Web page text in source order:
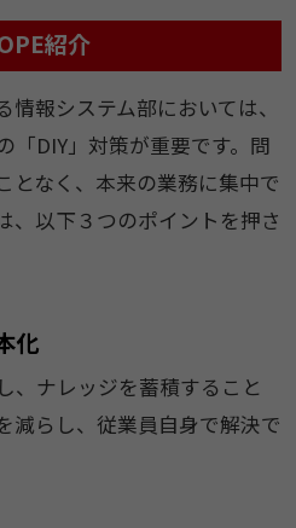
紹介
報システム部においては、
「DIY」対策が重要です。問
となく、本来の業務に集中で
、以下３つのポイントを押さ
化
、ナレッジを蓄積すること
減らし、従業員自身で解決で